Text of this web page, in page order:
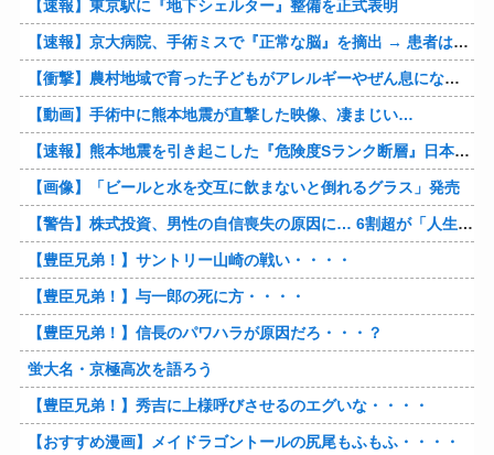
【速報】東京駅に『地下シェルター』整備を正式表明
【速報】京大病院、手術ミスで『正常な脳』を摘出 → 患者は自発呼吸不可能な植物状態に
【衝撃】農村地域で育った子どもがアレルギーやぜん息になりにくい『農場効果』を引き起こす細菌が判明
【動画】手術中に熊本地震が直撃した映像、凄まじい…
【速報】熊本地震を引き起こした『危険度Sランク断層』日本のド真ん中に10カ所もあると判明
【画像】「ビールと水を交互に飲まないと倒れるグラス」発売
【警告】株式投資、男性の自信喪失の原因に… 6割超が「人生の敗者」自認
【豊臣兄弟！】サントリー山崎の戦い・・・・
【豊臣兄弟！】与一郎の死に方・・・・
【豊臣兄弟！】信長のパワハラが原因だろ・・・？
蛍大名・京極高次を語ろう
【豊臣兄弟！】秀吉に上様呼びさせるのエグいな・・・・
【おすすめ漫画】メイドラゴントールの尻尾もふもふ・・・・